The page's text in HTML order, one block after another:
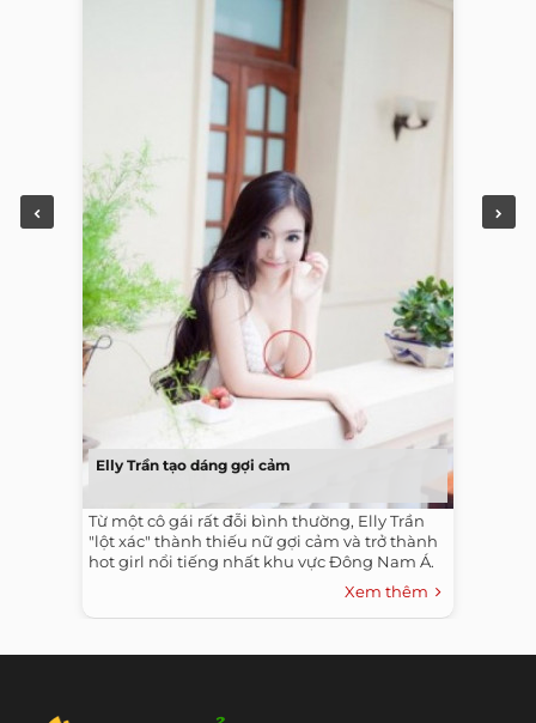
Elly Trần tạo dáng gợi cảm
Từ một cô gái rất đỗi bình thường, Elly Trần
"lột xác" thành thiếu nữ gợi cảm và trở thành
hot girl nổi tiếng nhất khu vực Đông Nam Á.
Xem thêm